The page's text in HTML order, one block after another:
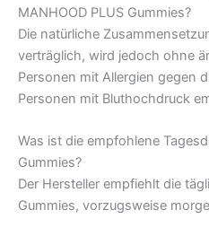
MANHOOD PLUS Gummies?
Die natürliche
verträglich, wird jedoch ohne
Personen mit Allergien gegen
Personen mit Bluthochdruck
Was ist die empfohlene
Gummies?
Der Hersteller empfiehlt die
Gummies, vorzugsweise